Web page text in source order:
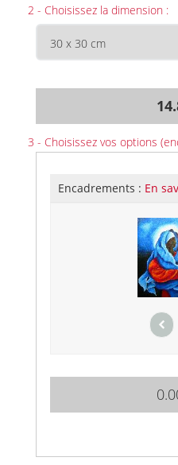
2 - Choisissez la dimension :
3 - Choisissez vos options
Encadrements : En